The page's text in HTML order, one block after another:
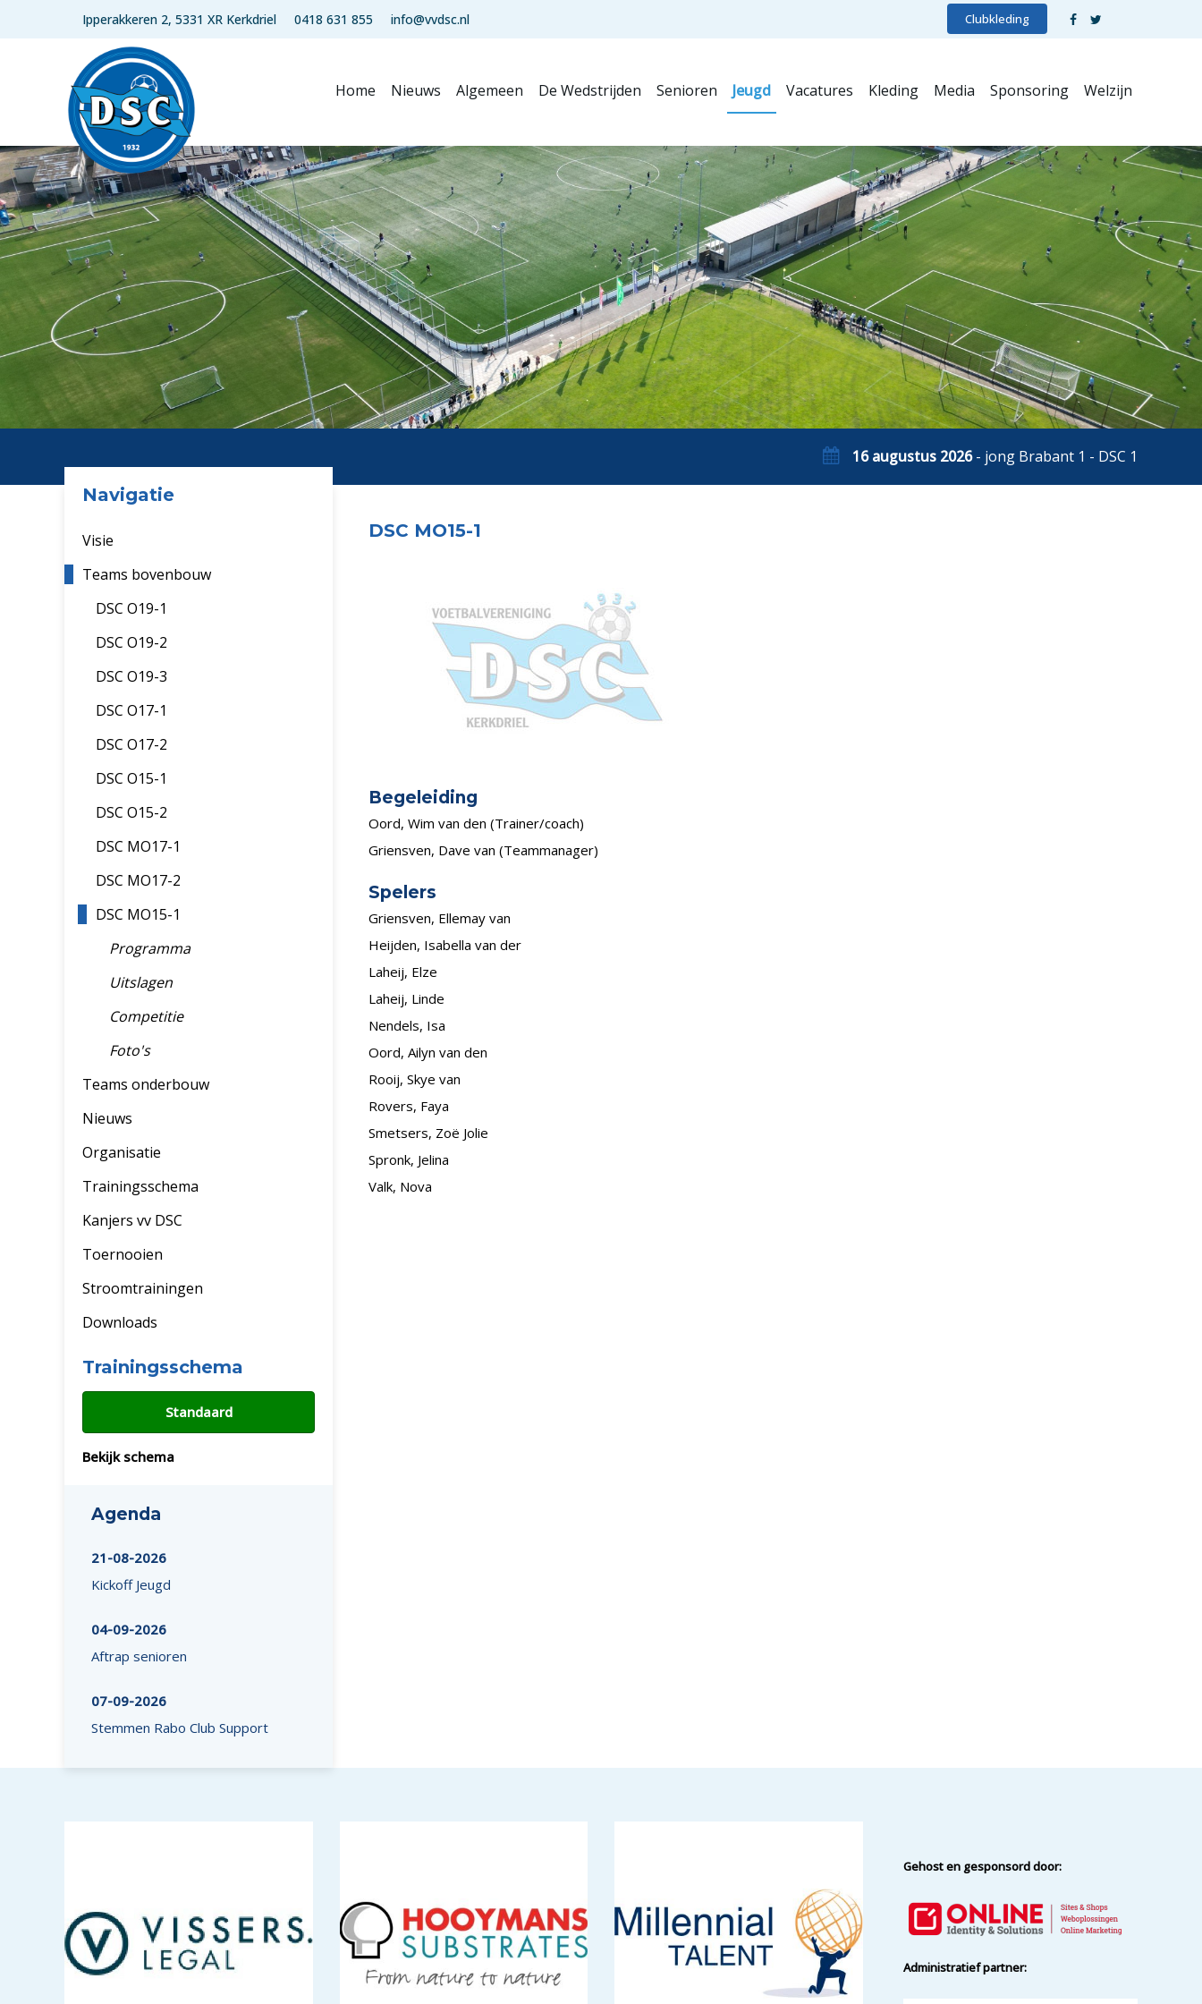
Ipperakkeren 2, 5331 XR Kerkdriel 0418 631 855 info@vvdsc.nl Clubkleding
Home Nieuws Algemeen De Wedstrijden Senioren Jeugd Vacatures Kleding Media Sponsoring Welzijn
16 augustus 2026- jong Brabant 1 - DSC 1
Navigatie
Visie
Teams bovenbouw
DSC O19-1
DSC O19-2
DSC O19-3
DSC O17-1
DSC O17-2
DSC O15-1
DSC O15-2
DSC MO17-1
DSC MO17-2
DSC MO15-1
Programma
Uitslagen
Competitie
Foto's
Teams onderbouw
Nieuws
Organisatie
Trainingsschema
Kanjers vv DSC
Toernooien
Stroomtrainingen
Downloads
Trainingsschema
Standaard
Bekijk schema
Agenda
21-08-2026
Kickoff Jeugd
04-09-2026
Aftrap senioren
07-09-2026
Stemmen Rabo Club Support
DSC MO15-1
Begeleiding
Oord, Wim van den (Trainer/coach)
Griensven, Dave van (Teammanager)
Spelers
Griensven, Ellemay van
Heijden, Isabella van der
Laheij, Elze
Laheij, Linde
Nendels, Isa
Oord, Ailyn van den
Rooij, Skye van
Rovers, Faya
Smetsers, Zoë Jolie
Spronk, Jelina
Valk, Nova
Gehost en gesponsord door:
Administratief partner: